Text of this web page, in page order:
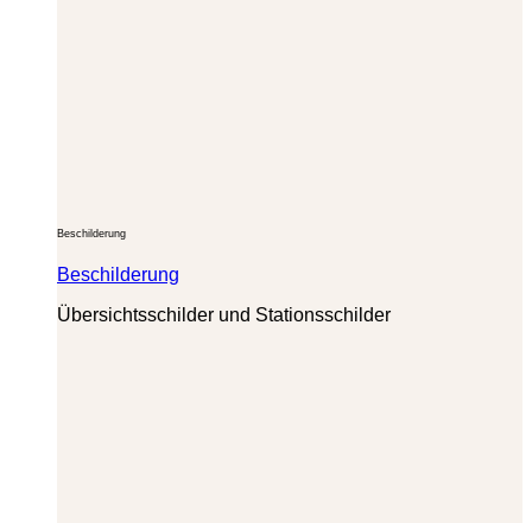
Beschilderung
Beschilderung
Übersichtsschilder und Stationsschilder